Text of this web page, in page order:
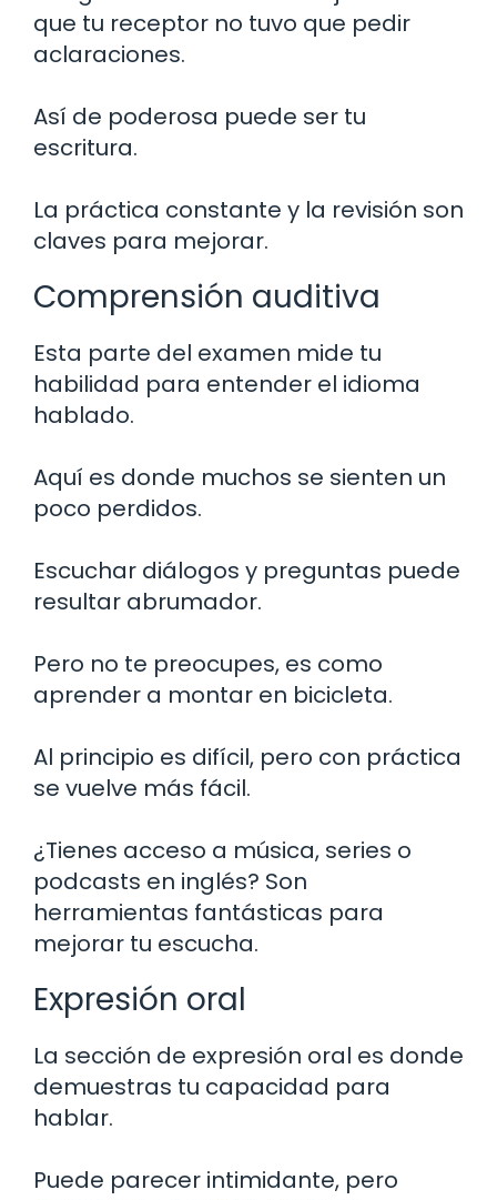
que tu receptor no tuvo que pedir
aclaraciones.
Así de poderosa puede ser tu
escritura.
La práctica constante y la revisión son
claves para mejorar.
Comprensión auditiva
Esta parte del examen mide tu
habilidad para entender el idioma
hablado.
Aquí es donde muchos se sienten un
poco perdidos.
Escuchar diálogos y preguntas puede
resultar abrumador.
Pero no te preocupes, es como
aprender a montar en bicicleta.
Al principio es difícil, pero con práctica
se vuelve más fácil.
¿Tienes acceso a música, series o
podcasts en inglés? Son
herramientas fantásticas para
mejorar tu escucha.
Expresión oral
La sección de expresión oral es donde
demuestras tu capacidad para
hablar.
Puede parecer intimidante, pero